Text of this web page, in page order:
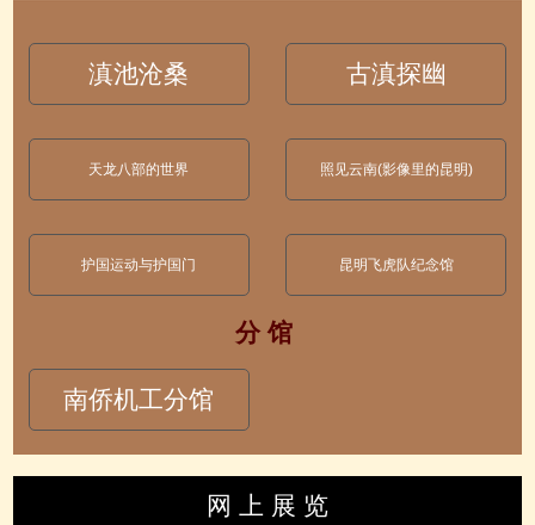
滇池沧桑 古滇探幽
天龙八部的世界 照见云南(影像里的昆明)
护国运动与护国门 昆明飞虎队纪念馆
分 馆
南侨机工分馆
网 上 展 览